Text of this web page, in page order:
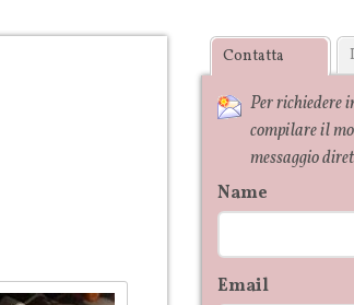
Contatta
Per richiedere
compilare il
messaggio
Name
Email